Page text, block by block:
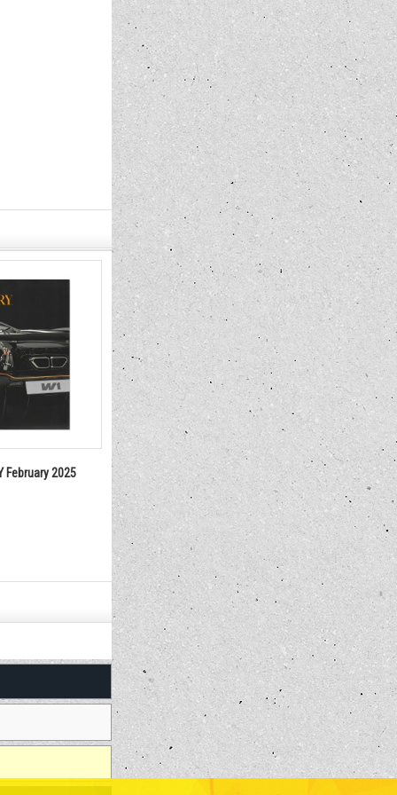
APRIL 2024
duPontREGISTRY SEPTEMBER 2024
No.472
1,650円
(税込) 1,650円 (税込)